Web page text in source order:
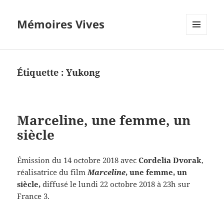
Mémoires Vives
Étiquette :Yukong
Marceline, une femme, un
siècle
Émission du 14 octobre 2018 avecCordelia Dvorak,
réalisatrice du filmMarceline, une femme, un
siècle,diffusé le lundi 22 octobre 2018 à 23h sur
France 3.